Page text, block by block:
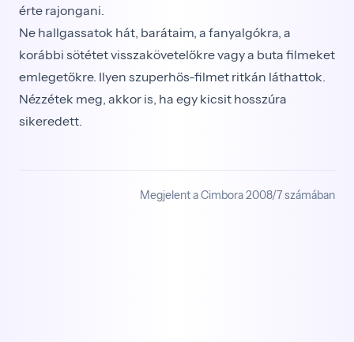
érte rajongani.
Ne hallgassatok hát, barátaim, a fanyalgókra, a
korábbi sötétet visszakövetelőkre vagy a buta filmeket
emlegetőkre. Ilyen szuperhős-filmet ritkán láthattok.
Nézzétek meg, akkor is, ha egy kicsit hosszúra
sikeredett.
Megjelent a Cimbora 2008/7 számában